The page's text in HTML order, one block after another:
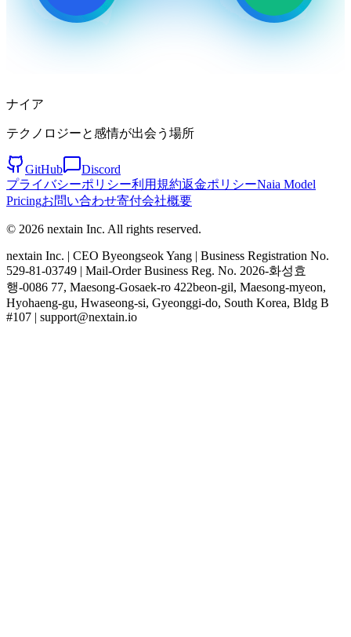
ナイア
テクノロジーと感情が出会う場所
GitHub
Discord
プライバシーポリシー利用規約返金ポリシーNaia Model
Pricingお問い合わせ寄付会社概要
© 2026 nextain Inc. All rights reserved.
nextain Inc. | CEO Byeongseok Yang | Business Registration No.
529-81-03749 | Mail-Order Business Reg. No. 2026-화성효
행-0086 77, Maesong-Gosaek-ro 422beon-gil, Maesong-myeon,
Hyohaeng-gu, Hwaseong-si, Gyeonggi-do, South Korea, Bldg B
#107 | support@nextain.io